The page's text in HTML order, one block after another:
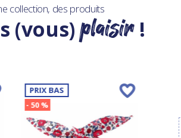
collection, des produits
(vous)plaisir!
PRIX BAS
- 50 %